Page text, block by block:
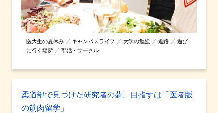
医大生の夏休み ／ キャンパスライフ ／ 大学の勉強 ／ 進路 ／ 遊び
に行く場所 ／ 部活・サークル
柔道部で見つけた研究者の夢。目指すは「医者版
の筋肉留学」